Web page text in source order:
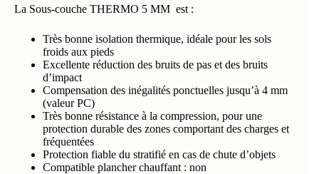
La Sous-couche THERMO 5 MM est :
Très bonne isolation thermique, idéale pour les sols
froids aux pieds
Excellente réduction des bruits de pas et des bruits
d’impact
Compensation des inégalités ponctuelles jusqu’à 4 mm
(valeur PC)
Très bonne résistance à la compression, pour une
protection durable des zones comportant des charges et
fréquentées
Protection fiable du stratifié en cas de chute d’objets
Compatible plancher chauffant : non